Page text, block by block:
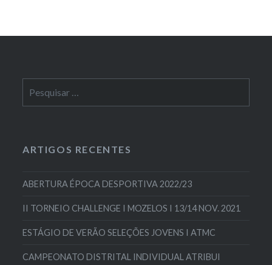
por:
ARTIGOS RECENTES
ABERTURA ÉPOCA DESPORTIVA 2022/23
II TORNEIO CHALLENGE I MOZELOS I 13/14 NOV. 2021
ESTÁGIO DE VERÃO SELEÇÕES JOVENS I ATMC
CAMPEONATO DISTRITAL INDIVIDUAL ATRIBUI